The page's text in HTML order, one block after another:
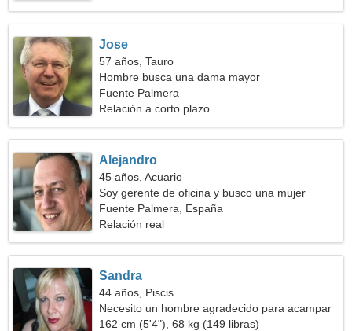
Jose
57 años, Tauro
Hombre busca una dama mayor
Fuente Palmera
Relación a corto plazo
Alejandro
45 años, Acuario
Soy gerente de oficina y busco una mujer
capacitada
Fuente Palmera, España
Relación real
Sandra
44 años, Piscis
Necesito un hombre agradecido para acampar
162 cm (5'4"), 68 kg (149 libras)